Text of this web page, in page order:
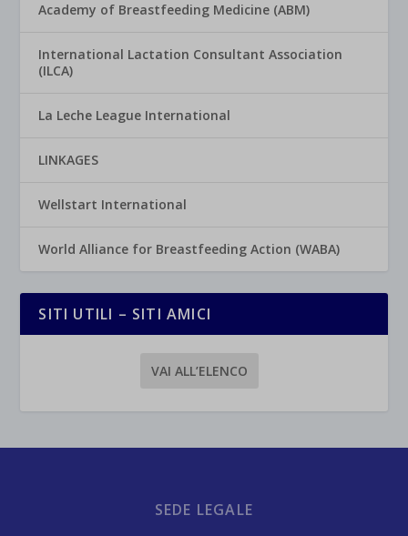
Academy of Breastfeeding Medicine (ABM)
International Lactation Consultant Association
(ILCA)
La Leche League International
LINKAGES
Wellstart International
World Alliance for Breastfeeding Action (WABA)
SITI UTILI – SITI AMICI
VAI ALL’ELENCO
SEDE LEGALE